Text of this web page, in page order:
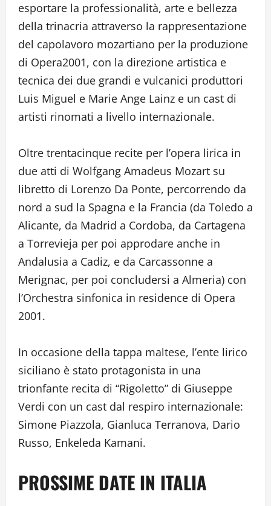
esportare la professionalità, arte e bellezza
della trinacria attraverso la rappresentazione
del capolavoro mozartiano per la produzione
di Opera2001, con la direzione artistica e
tecnica dei due grandi e vulcanici produttori
Luis Miguel e Marie Ange Lainz e un cast di
artisti rinomati a livello internazionale.
Oltre trentacinque recite per l’opera lirica in
due atti di Wolfgang Amadeus Mozart su
libretto di Lorenzo Da Ponte, percorrendo da
nord a sud la Spagna e la Francia (da Toledo a
Alicante, da Madrid a Cordoba, da Cartagena
a Torrevieja per poi approdare anche in
Andalusia a Cadiz, e da Carcassonne a
Merignac, per poi concludersi a Almeria) con
l’Orchestra sinfonica in residence di Opera
2001.
In occasione della tappa maltese, l’ente lirico
siciliano è stato protagonista in una
trionfante recita di “Rigoletto” di Giuseppe
Verdi con un cast dal respiro internazionale:
Simone Piazzola, Gianluca Terranova, Dario
Russo, Enkeleda Kamani.
PROSSIME DATE IN ITALIA